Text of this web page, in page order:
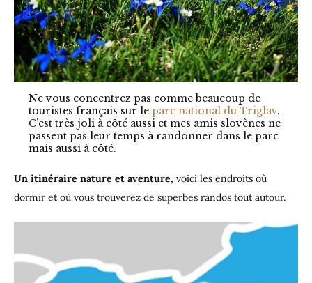
Ne vous concentrez pas comme beaucoup de
touristes français sur le parc national du Triglav.
C’est très joli à côté aussi et mes amis slovènes ne
passent pas leur temps à randonner dans le parc
mais aussi à côté.
Un itinéraire nature et aventure, voici les endroits où
dormir et où vous trouverez de superbes randos tout autour.